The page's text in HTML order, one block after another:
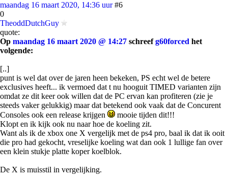
maandag 16 maart 2020, 14:36 uur #6
0
TheoddDutchGuy
quote:
Op maandag 16 maart 2020 @ 14:27 schreefg60forced het
volgende:
[..]
punt is wel dat over de jaren heen bekeken, PS echt wel de betere
exclusives heeft... ik vermoed dat t nu hooguit TIMED varianten zijn
omdat ze dit keer ook willen dat de PC ervan kan profiteren (zie je
steeds vaker gelukkig) maar dat betekend ook vaak dat de Concurent
Consoles ook een release krijgen
mooie tijden dit!!!
Klopt en ik kijk ook nu naar hoe de koeling zit.
Want als ik de xbox one X vergelijk met de ps4 pro, baal ik dat ik ooit
die pro had gekocht, vreselijke koeling wat dan ook 1 lullige fan over
een klein stukje platte koper koelblok.
De X is muisstil in vergelijking.